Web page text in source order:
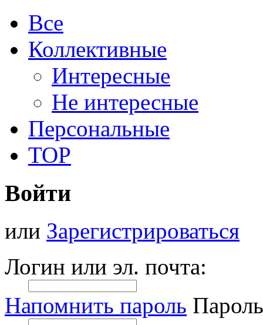
Все
Коллективные
Интересные
Не интересные
Персональные
TOP
Войти
или Зарегистрироваться
Логин или эл. почта:
Напомнить пароль